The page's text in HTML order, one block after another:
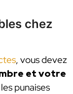
chez
, vous devez
et votre
punaises